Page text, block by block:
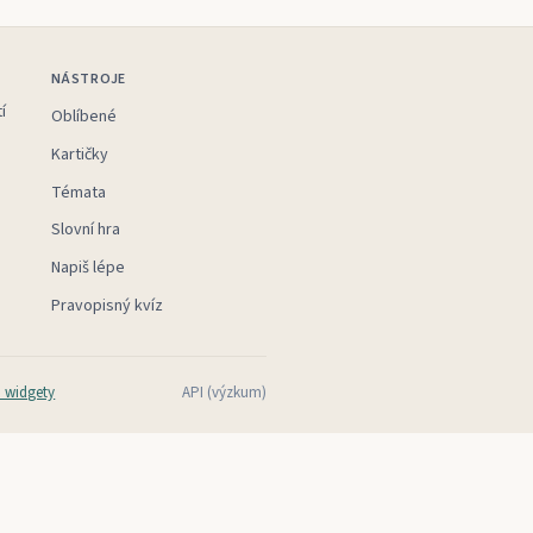
NÁSTROJE
Oblíbené
Kartičky
Témata
Slovní hra
Napiš lépe
Pravopisný kvíz
widgety API (výzkum)